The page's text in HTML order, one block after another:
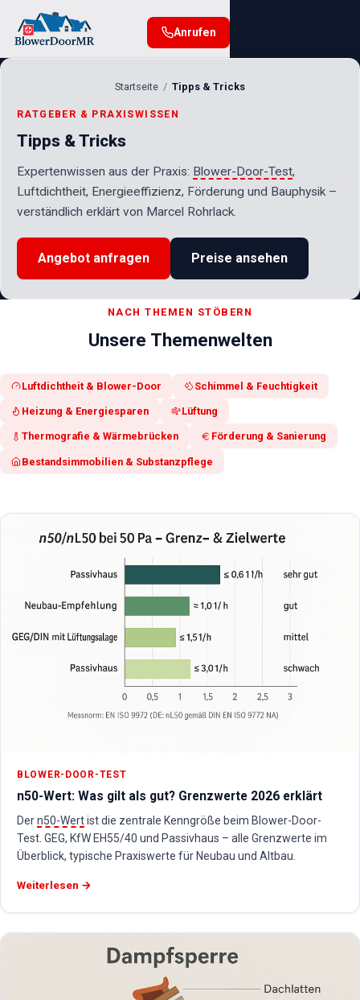
Anrufen
Startseite Tipps & Tricks
RATGEBER & PRAXISWISSEN
Tipps & Tricks
Expertenwissen aus der Praxis: Blower-Door-Test,
Luftdichtheit, Energieeffizienz, Förderung und Bauphysik –
verständlich erklärt von Marcel Rohrlack.
Angebot anfragen Preise ansehen
NACH THEMEN STÖBERN
Unsere Themenwelten
Luftdichtheit & Blower-Door Schimmel & Feuchtigkeit
Heizung & Energiesparen Lüftung
Thermografie & Wärmebrücken Förderung & Sanierung
Bestandsimmobilien & Substanzpflege
BLOWER-DOOR-TEST
n50-Wert: Was gilt als gut? Grenzwerte 2026 erklärt
Dern50-Wertist die zentrale Kenngröße beim Blower-Door-
Test. GEG, KfW EH55/40 und Passivhaus – alle Grenzwerte im
Überblick, typische Praxiswerte für Neubau und Altbau.
Weiterlesen →